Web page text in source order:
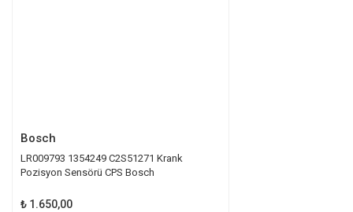
Bosch
LR009793 1354249 C2S51271 Krank
Pozisyon Sensörü CPS Bosch
₺ 1.650,00